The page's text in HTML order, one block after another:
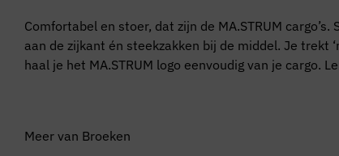
Comfortabel en stoer, dat zijn de MA.STRUM
aan de zijkant én steekzakken bij de middel. Je trekt
haal je het MA.STRUM logo eenvoudig van je cargo.
Meer van Broeken